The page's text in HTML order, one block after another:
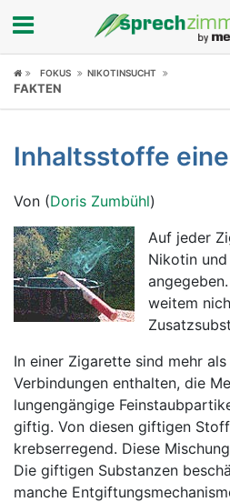
Fokus
Symptome
Untersuchungen
News
Ratgeber
FOKUS NIKOTINSUCHT
FAKTEN
Inhaltsstoffe
Von (Doris Zumbühl)
Auf jeder
Nikotin
weitem
In einer Zigarette sind mehr
Verbindungen enthalten, die
lungengängige
giftig. Von diesen giftigen
krebserregend. Diese
Die giftigen Substanzen
manche